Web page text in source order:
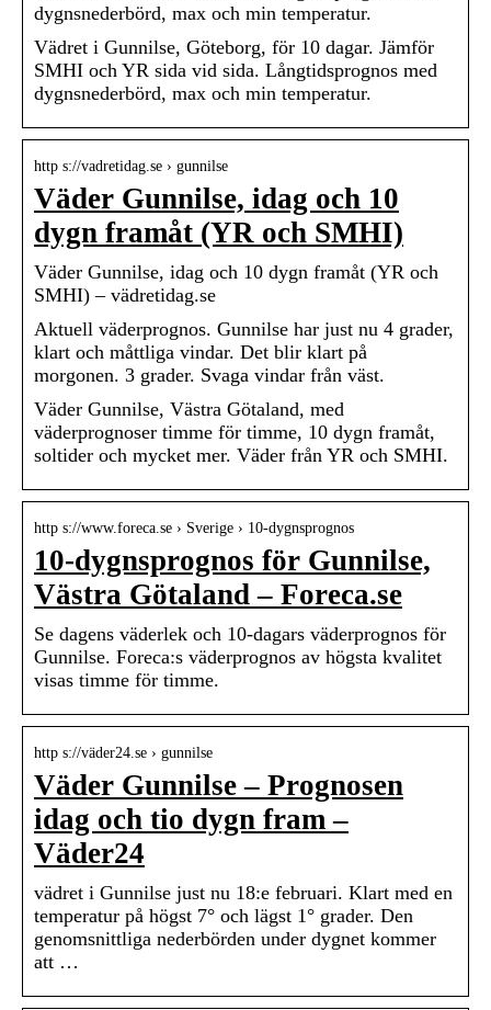
dygnsnederbörd, max och min temperatur.
Vädret i Gunnilse, Göteborg, för 10 dagar. Jämför
SMHI och YR sida vid sida. Långtidsprognos med
dygnsnederbörd, max och min temperatur.
http s://vadretidag.se › gunnilse
Väder Gunnilse, idag och 10
dygn framåt (YR och SMHI)
Väder Gunnilse, idag och 10 dygn framåt (YR och
SMHI) – vädretidag.se
Aktuell väderprognos. Gunnilse har just nu 4 grader,
klart och måttliga vindar. Det blir klart på
morgonen. 3 grader. Svaga vindar från väst.
Väder Gunnilse, Västra Götaland, med
väderprognoser timme för timme, 10 dygn framåt,
soltider och mycket mer. Väder från YR och SMHI.
http s://www.foreca.se › Sverige › 10-dygnsprognos
10-dygnsprognos för Gunnilse,
Västra Götaland – Foreca.se
Se dagens väderlek och 10-dagars väderprognos för
Gunnilse. Foreca:s väderprognos av högsta kvalitet
visas timme för timme.
http s://väder24.se › gunnilse
Väder Gunnilse – Prognosen
idag och tio dygn fram –
Väder24
vädret i Gunnilse just nu 18:e februari. Klart med en
temperatur på högst 7° och lägst 1° grader. Den
genomsnittliga nederbörden under dygnet kommer
att …